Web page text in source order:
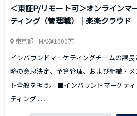
＜東証P/リモート可＞オンラインマ
ティング（管理職）｜楽楽クラウド
東京都 MAX 1000万
インバウンドマーケティングチームの課
略の意思決定、予算管理、および組織・
ト全般を担う。 ■インバウンドマーケテ
ティング......